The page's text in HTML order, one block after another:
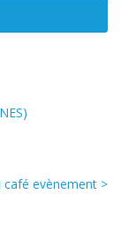
café evènement >